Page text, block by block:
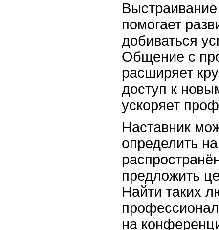
помогает
добиваться
Общение с
расширяет
доступ к
ускоряет
Наставник
определить
предложить
Найти таких
на